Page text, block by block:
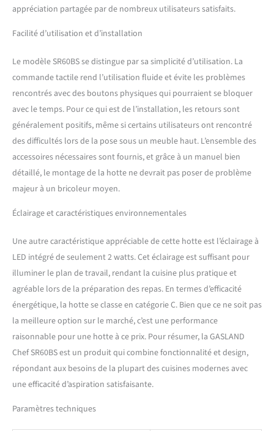
appréciation partagée par de nombreux utilisateurs satisfaits.
Facilité d’utilisation et d’installation
Le modèle SR60BS se distingue par sa simplicité d’utilisation. La
commande tactile rend l’utilisation fluide et évite les problèmes
rencontrés avec des boutons physiques qui pourraient se bloquer
avec le temps. Pour ce qui est de l’installation, les retours sont
généralement positifs, même si certains utilisateurs ont rencontré
des difficultés lors de la pose sous un meuble haut. L’ensemble des
accessoires nécessaires sont fournis, et grâce à un manuel bien
détaillé, le montage de la hotte ne devrait pas poser de problème
majeur à un bricoleur moyen.
Éclairage et caractéristiques environnementales
Une autre caractéristique appréciable de cette hotte est l’éclairage à
LED intégré de seulement 2 watts. Cet éclairage est suffisant pour
illuminer le plan de travail, rendant la cuisine plus pratique et
agréable lors de la préparation des repas. En termes d’efficacité
énergétique, la hotte se classe en catégorie C. Bien que ce ne soit pas
la meilleure option sur le marché, c’est une performance
raisonnable pour une hotte à ce prix. Pour résumer, la GASLAND
Chef SR60BS est un produit qui combine fonctionnalité et design,
répondant aux besoins de la plupart des cuisines modernes avec
une efficacité d’aspiration satisfaisante.
Paramètres techniques